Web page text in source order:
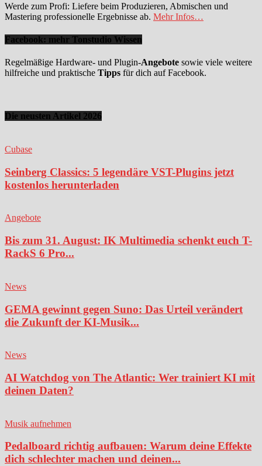
Werde zum Profi: Liefere beim Produzieren, Abmischen und
Mastering professionelle Ergebnisse ab. Mehr Infos…
Facebook: mehr Tonstudio Wissen
Regelmäßige Hardware- und Plugin-Angebote sowie viele weitere
hilfreiche und praktische Tipps für dich auf Facebook.
Die neusten Artikel 2026
Cubase
Seinberg Classics: 5 legendäre VST-Plugins jetzt
kostenlos herunterladen
Angebote
Bis zum 31. August: IK Multimedia schenkt euch T-
RackS 6 Pro...
News
GEMA gewinnt gegen Suno: Das Urteil verändert
die Zukunft der KI-Musik...
News
AI Watchdog von The Atlantic: Wer trainiert KI mit
deinen Daten?
Musik aufnehmen
Pedalboard richtig aufbauen: Warum deine Effekte
dich schlechter machen und deinen...